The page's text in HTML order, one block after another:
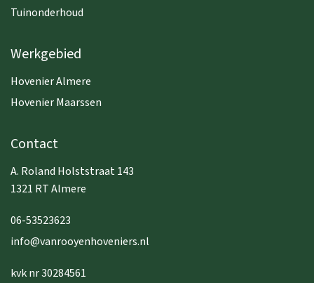
Tuinonderhoud
Werkgebied
Hovenier Almere
Hovenier Maarssen
Contact
A. Roland Holststraat 143
1321 RT Almere
06-53523623
info@vanrooyenhoveniers.nl
kvk nr 30284561